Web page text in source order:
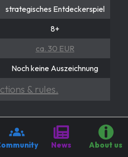
News About us
CRUZ
die Insel!
strategisches Entdeckerspiel
8+
ca. 30 EUR
Noch keine Auszeichnung
& rules.